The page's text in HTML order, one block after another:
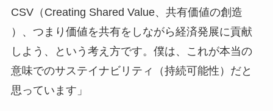
CSV（Creating Shared Value、共有価値の創造
）、つまり価値を共有をしながら経済発展に貢献
しよう、という考え方です。僕は、これが本当の
意味でのサステイナビリティ（持続可能性）だと
思っています」